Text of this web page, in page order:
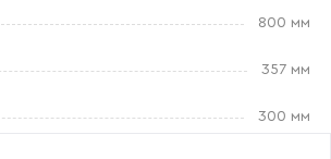
800 мм
357 мм
300 мм